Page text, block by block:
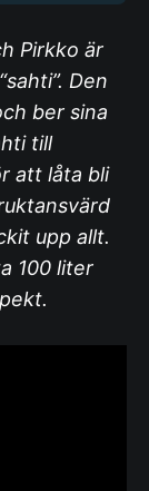
Pirkko är
Den
ber sina
till
att låta bli
upp allt.
100 liter